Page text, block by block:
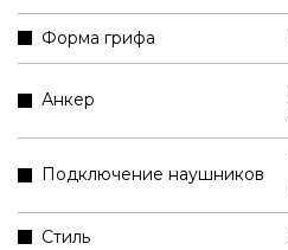
Форма грифа
Анкер
Подключение наушников
Стиль